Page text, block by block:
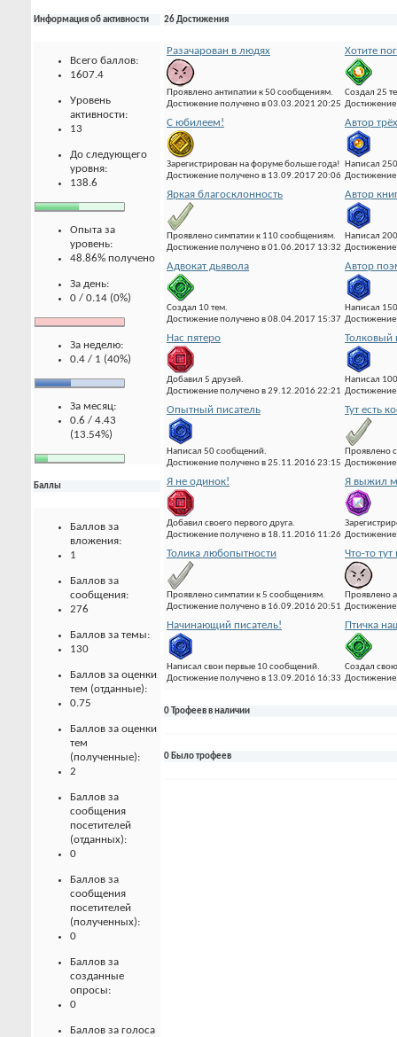
Информация об активности
Всего баллов:
1607.4
Уровень
активности:
13
До следующего
уровня:
138.6
Опыта за
уровень:
48.86% получено
За день:
0 / 0.14 (0%)
За неделю:
0.4 / 1 (40%)
За месяц:
0.6 / 4.43
(13.54%)
Баллы
Баллов за
вложения:
1
Баллов за
сообщения:
276
Баллов за темы:
130
Баллов за оценки
тем (отданные):
0.75
Баллов за оценки
тем
(полученные):
2
Баллов за
сообщения
посетителей
(отданных):
0
Баллов за
сообщения
посетителей
(полученных):
0
Баллов за
созданные
опросы:
0
Баллов за голоса
26 Достижения
Разачарован в людях
Проявлено антипатии к 50 сообщениям.
Достижение получено в 03.03.2021 20:25
Хотите
Создал 25
С юбилеем!
Зарегистрирован на форуме больше года!
Достижение получено в 13.09.2017 20:06
Автор
Написал
Яркая благосклонность
Проявлено симпатии к 110 сообщениям.
Достижение получено в 01.06.2017 13:32
Автор
Написал
Адвокат дьявола
Создал 10 тем.
Достижение получено в 08.04.2017 15:37
Автор
Написал
Нас пятеро
Добавил 5 друзей.
Достижение получено в 29.12.2016 22:21
Толковый
Написал
Опытный писатель
Написал 50 сообщений.
Достижение получено в 25.11.2016 23:15
Тут есть
Проявлено
Я не одинок!
Добавил своего первого друга.
Достижение получено в 18.11.2016 11:26
Я выжил
Толика любопытности
Проявлено симпатии к 5 сообщениям.
Достижение получено в 16.09.2016 20:51
Что-то тут
Проявлено
Начинающий писатель!
Написал свои первые 10 сообщений.
Достижение получено в 13.09.2016 16:33
Птичка
Создал
0 Трофеев в наличии
0 Было трофеев